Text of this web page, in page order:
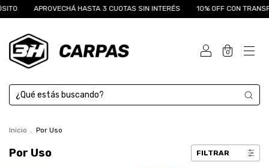
HASTA 3 CUOTAS SIN INTERÉS 10% OFF CON TRANSFERENCIA O
0
Inicio . Por Uso
Por Uso FILTRAR